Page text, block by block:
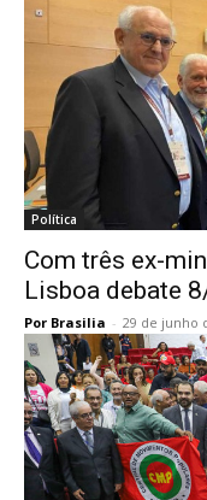
Política
Com três ex-
Lisboa debate
Por Brasilia - 29 de junho